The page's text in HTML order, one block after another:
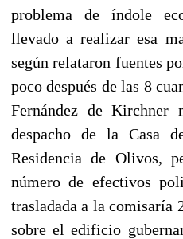
problema de índole
llevado a realizar esa
según relataron fuentes
poco después de las 8
Fernández de Kirchner
despacho de la Casa
Residencia de Olivos,
número de efectivos
trasladada a la comisaría
sobre el edificio